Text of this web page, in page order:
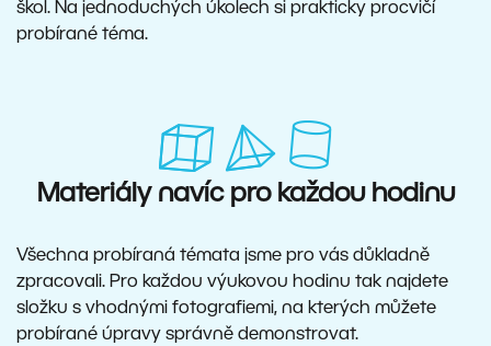
škol. Na jednoduchých úkolech si prakticky procvičí
probírané téma.
Materiály navíc pro každou hodinu
Všechna probíraná témata jsme pro vás důkladně
zpracovali. Pro každou výukovou hodinu tak najdete
složku s vhodnými fotografiemi, na kterých můžete
probírané úpravy správně demonstrovat.